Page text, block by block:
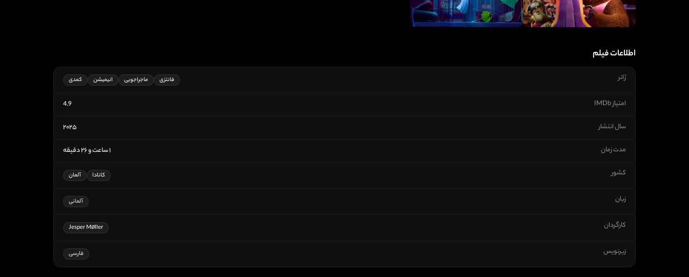
اطلاعات فیلم
ژانر فانتزی ماجراجویی انیمیشن کمدی
امتیاز IMDb 4.9
سال انتشار ۲۰۲۵
مدت زمان ۱ ساعت و ۲۶ دقیقه
کشور کانادا آلمان
زبان آلمانی
کارگردان Jesper Møller
زیرنویس فارسی